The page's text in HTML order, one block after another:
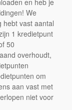
en heb je
We
hebt vast aantal
1 kredietpunt
50
overhoudt,
om
aan vast met
niet voor